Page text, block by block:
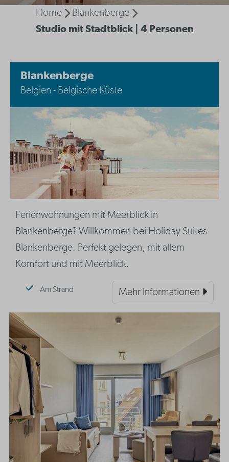
Home
Blankenberge
Studio mit Stadtblick | 4 Personen
Blankenberge
Belgien - Belgische Küste
Ferienwohnungen mit Meerblick in
Blankenberge? Willkommen bei Holiday Suites
Blankenberge. Perfekt gelegen, mit allem
Komfort und mit Meerblick.
Am Strand Mehr Informationen